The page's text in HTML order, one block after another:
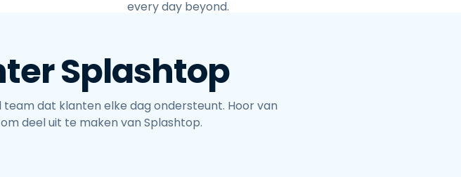
every day beyond.
Splashtop
dat klanten elke dag ondersteunt. Hoor van
deel uit te maken van Splashtop.